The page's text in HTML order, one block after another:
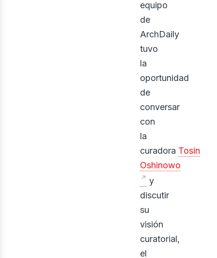
equipo
de
ArchDaily
tuvo
la
oportunidad
de
conversar
con
la
curadora Tosin
Oshinowo
y
discutir
su
visión
curatorial,
el